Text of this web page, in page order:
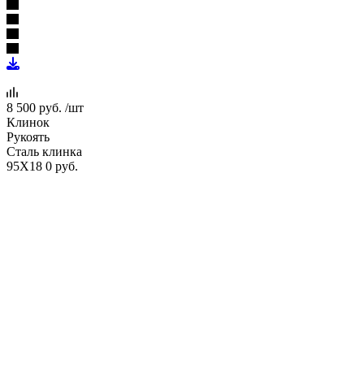
8 500 руб. /шт
Клинок
Рукоять
Сталь клинка
95Х18 0 руб.